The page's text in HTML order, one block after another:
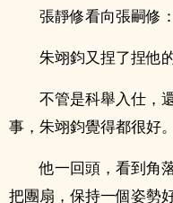
張靜修看向張嗣修
朱翊鈞又捏了捏他
不管是科舉入仕，
事，朱翊鈞覺得都很好。
他一回頭，看到角
把團扇，保持一個姿勢